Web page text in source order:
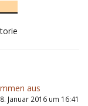
aus
Januar 2016 um 16:41